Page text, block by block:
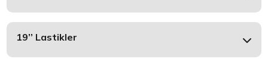
19’’ Lastikler